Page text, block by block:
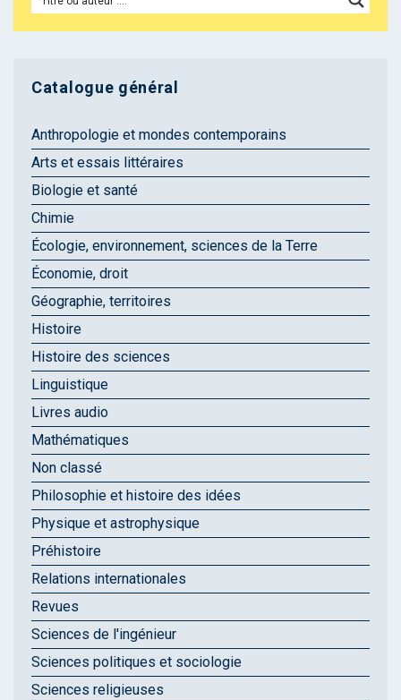
Catalogue général
Anthropologie et mondes contemporains
Arts et essais littéraires
Biologie et santé
Chimie
Écologie, environnement, sciences de la Terre
Économie, droit
Géographie, territoires
Histoire
Histoire des sciences
Linguistique
Livres audio
Mathématiques
Non classé
Philosophie et histoire des idées
Physique et astrophysique
Préhistoire
Relations internationales
Revues
Sciences de l'ingénieur
Sciences politiques et sociologie
Sciences religieuses